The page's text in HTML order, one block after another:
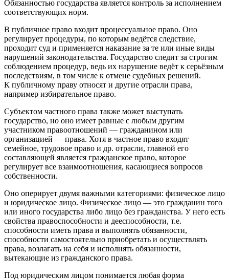
Обязанностью государства является контроль за исполнением
соответствующих норм.
В публичное право входит процессуальное право. Оно
регулирует процедуры, по которым ведётся следствие,
проходит суд и применяется наказание за те или иные виды
нарушений законодательства. Государство следит за строгим
соблюдением процедур, ведь их нарушение ведёт к серьёзным
последствиям, в том числе к отмене судебных решений.
К публичному праву относят и другие отрасли права,
например избирательное право.
Субъектом частного права также может выступать
государство, но оно имеет равные с любым другим
участником правоотношений — гражданином или
организацией — права. Хотя в частное право входят
семейное, трудовое право и др. отрасли, главной его
составляющей является гражданское право, которое
регулирует все взаимоотношения, касающиеся вопросов
собственности.
Оно оперирует двумя важными категориями: физическое лицо
и юридическое лицо. Физическое лицо — это гражданин того
или иного государства либо лицо без гражданства. У него есть
свойства правоспособности и дееспособности, т.е.
способности иметь права и выполнять обязанности,
способности самостоятельно приобретать и осуществлять
права, возлагать на себя и исполнять обязанности,
вытекающие из гражданского права.
Под юридическим лицом понимается любая форма